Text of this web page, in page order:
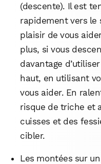
(descente). Il est
rapidement vers le
plaisir de vous
plus, si vous
davantage
haut, en utilisant
vous aider. En
risque de triche et
cuisses et des
cibler.
Les montées sur